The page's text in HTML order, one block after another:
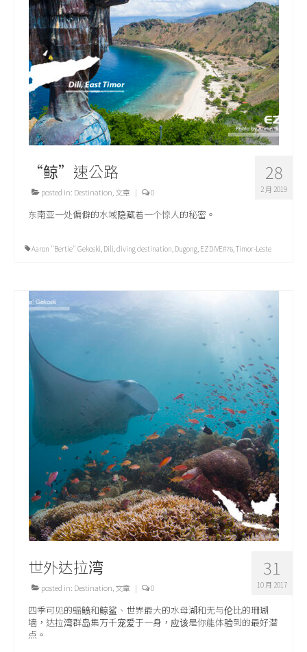
关于我们
28
2 月 2019
“鲸”速公路
posted in: Destination 文章 | 0
东南亚一处偏僻的水域隐藏着一个惊人的秘密。
Aaron "Bertie" Gekoski Dili diving destination Dugong EZDIVE#76 Timor-Leste
31
10 月 2017
世外达拉湾
posted in: Destination 文章 | 0
四季可见的蝠鲼和鲸鲨、世界最大的水母湖和无与伦比的珊瑚
墙，达拉湾群岛集万千宠爱于一身，应该是你能体验到的最好潜
点。